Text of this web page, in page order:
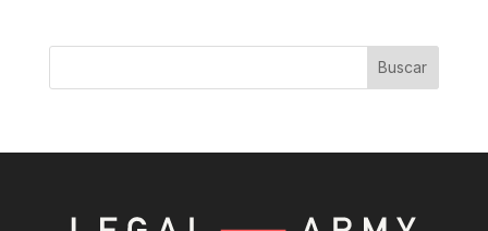
Buscar